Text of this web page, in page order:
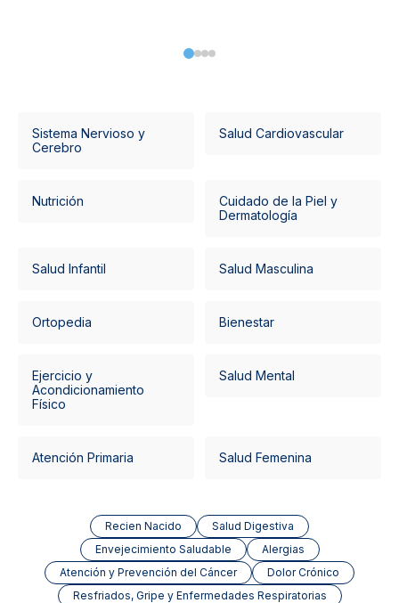
Sistema Nervioso y
Cerebro
Salud Cardiovascular
Nutrición
Cuidado de la Piel y
Dermatología
Salud Infantil Salud Masculina
Ortopedia Bienestar
Ejercicio y
Acondicionamiento
Físico
Salud Mental
Atención Primaria Salud Femenina
Recien Nacido
Salud Digestiva
Envejecimiento Saludable
Alergias
Atención y Prevención del Cáncer
Dolor Crónico
Resfriados, Gripe y Enfermedades Respiratorias